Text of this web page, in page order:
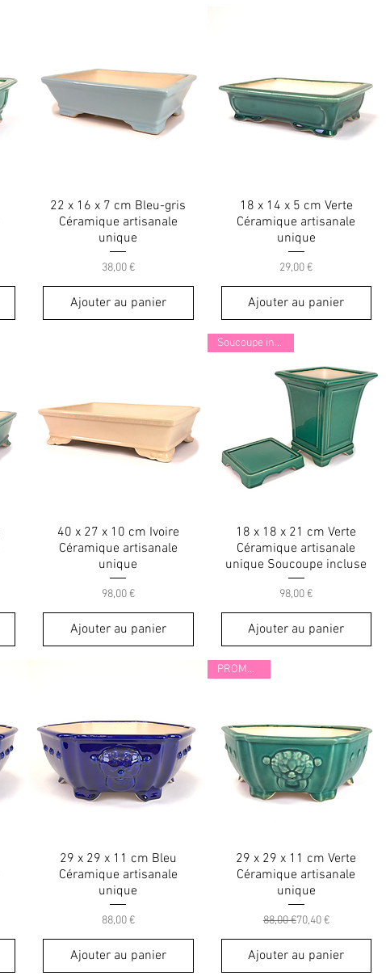
22 x 16 x 7 cm Bleu-gris
Céramique artisanale
unique
Prix
38,00 €
Ajouter au panier
18 x 14 x 5 cm Verte
Céramique artisanale
unique
Prix
29,00 €
Ajouter au panier
40 x 27 x 10 cm Ivoire
Céramique artisanale
unique
Prix
98,00 €
Ajouter au panier
Soucoupe incluse !
18 x 18 x 21 cm Verte
Céramique artisanale
unique Soucoupe incluse
Prix
98,00 €
Ajouter au panier
29 x 29 x 11 cm Bleu
Céramique artisanale
unique
Prix
88,00 €
Ajouter au panier
PROMO 20%
29 x 29 x 11 cm Verte
Céramique artisanale
unique
Prix original
88,00 €Prix promotionnel
70,40 €
Ajouter au panier